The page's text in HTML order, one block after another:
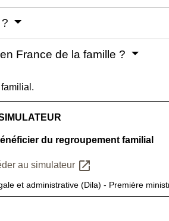
France de la famille ?
du regroupement familial
au simulateur open_in_new
et administrative (Dila) - Première